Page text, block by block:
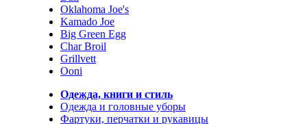
Oklahoma Joe's
Kamado Joe
Big Green Egg
Char Broil
Grillvett
Ooni
Одежда, книги и стиль
Одежда и головные уборы
Фартуки, перчатки и рукавицы